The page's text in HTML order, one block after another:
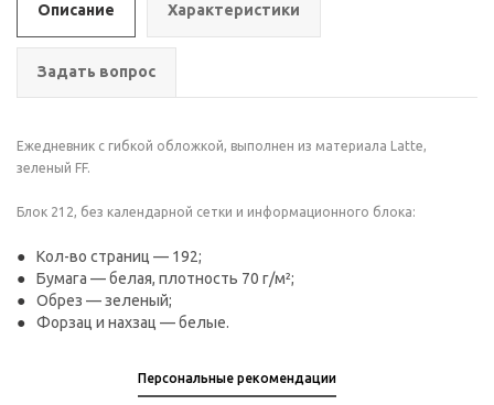
Описание Характеристики
Задать вопрос
Ежедневник с гибкой обложкой, выполнен из материала Latte,
зеленый FF.
Блок 212, без календарной сетки и информационного блока:
Кол-во страниц — 192;
Бумага — белая, плотность 70 г/м²;
Обрез — зеленый;
Форзац и нахзац — белые.
Персональные рекомендации